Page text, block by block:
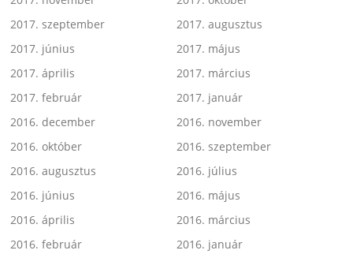
2017. szeptember
2017. augusztus
2017. június
2017. május
2017. április
2017. március
2017. február
2017. január
2016. december
2016. november
2016. október
2016. szeptember
2016. augusztus
2016. július
2016. június
2016. május
2016. április
2016. március
2016. február
2016. január